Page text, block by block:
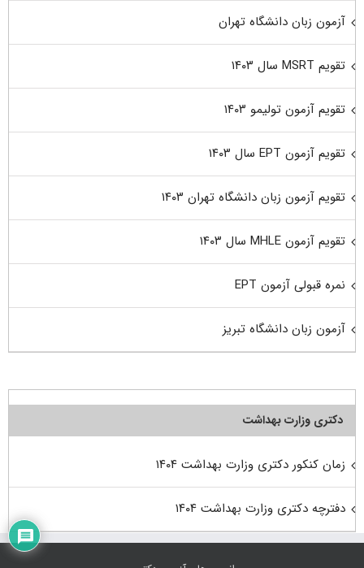
آزمون زبان دانشگاه تهران
تقویم MSRT سال ۱۴۰۳
تقویم آزمون تولیمو ۱۴۰۳
تقویم آزمون EPT سال ۱۴۰۳
تقویم آزمون زبان دانشگاه تهران ۱۴۰۳
تقویم آزمون MHLE سال ۱۴۰۳
نمره قبولی آزمون EPT
آزمون زبان دانشگاه تبریز
دکتری وزارت بهداشت
زمان کنکور دکتری وزارت بهداشت ۱۴۰۴
دفترچه دکتری وزارت بهداشت ۱۴۰۴